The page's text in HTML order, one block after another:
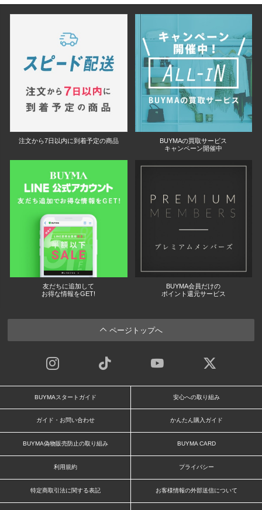
注文から7日以内に到着予定の商品
BUYMAの買取サービス
キャンペーン開催中
友だちに追加して
お得な情報をGET!
BUYMA会員だけの
ポイント還元サービス
ページトップへ
BUYMAスタートガイド 安心への取り組み
ガイド・お問い合わせ かんたん購入ガイド
BUYMA偽物販売防止の取り組み BUYMA CARD
利用規約 プライバシー
特定商取引法に関する表記 お客様情報の外部送信について